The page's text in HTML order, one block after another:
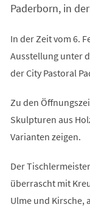
Paderborn, in
In der Zeit vom 6.
Ausstellung unter
der City Pastoral
Zu den
Skulpturen aus
Varianten zeigen.
Der
überrascht mit
Ulme und Kirsche,